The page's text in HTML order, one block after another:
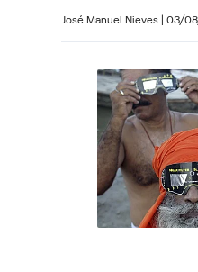
José Manuel Nieves | 03/